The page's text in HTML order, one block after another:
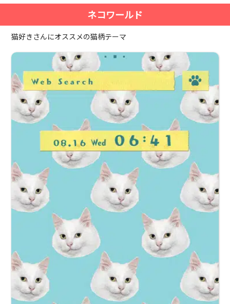
ネコワールド
猫好きさんにオススメの猫柄テーマ